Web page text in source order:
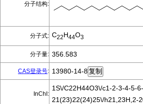
分子结构:
分子式: C22H44O3
分子量: 356.583
CAS登录号: 13980-14-8
InChI:
1S\/C22H44O3\/c1-2-3-4-5-
21(23)22(24)25\/h21,23H,2-